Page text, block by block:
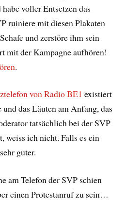
voller Entsetzen das
ruiniere mit diesen Plakaten
und zerstöre ihm sein
mit der Kampagne aufhören!
.
von Radio BE1 existiert
das Läuten am Anfang, das
tatsächlich bei der SVP
weiss ich nicht. Falls es ein
guter.
am Telefon der SVP schien
einen Protestanruf zu sein…